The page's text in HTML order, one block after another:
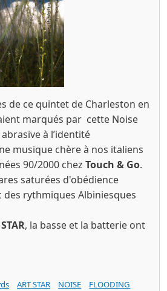
de ce quintet de Charleston en
marqués par cette Noise
à l’identité
musique chère à nos italiens
90/2000 chez Touch & Go.
saturées d'obédience
des rythmiques Albiniesques
, la basse et la batterie ont
ART STAR NOISE
FLOODING